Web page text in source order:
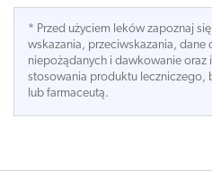
* Przed użyciem leków zapoznaj
wskazania, przeciwskazania, dane
niepożądanych i dawkowanie oraz
stosowania produktu leczniczego,
lub farmaceutą.